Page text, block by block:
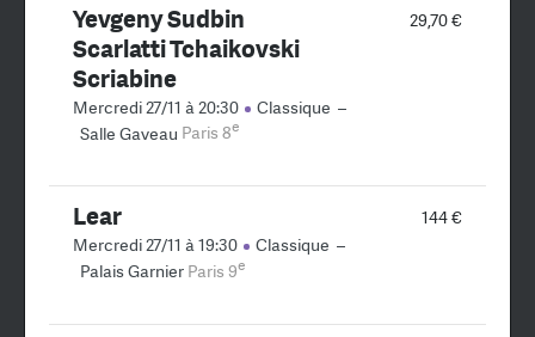
29,70 €
Yevgeny Sudbin
Scarlatti Tchaikovski
Scriabine
Mercredi 27/11 à 20:30 Classique –
Salle Gaveau Paris 8e
144 €
Lear
Mercredi 27/11 à 19:30 Classique –
Palais Garnier Paris 9e